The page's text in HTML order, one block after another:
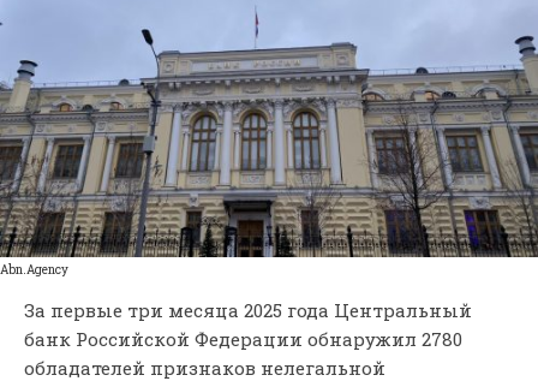
Аbn.Аgency
За первые три месяца 2025 года Центральный
банк Российской Федерации обнаружил 2780
обладателей признаков нелегальной